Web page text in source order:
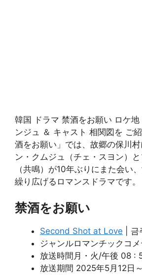
韓国 ドラマ 禁酒をお願い ロケ地
ンジュ ＆ キャスト 相関図を ご
酒をお願い」では、故郷の保川
ン・クムジュ（チェ・スヨン）
（共鳴）が10年ぶりにまた会い
繰り広げるロマンスドラマです。
禁酒をお願い
Second Shot at Love | 금
ジャンルロマンチックコメ
放送時間月・火/午後 08 :
放送期間 2025年5月12日